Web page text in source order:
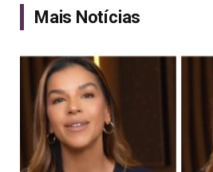
Mais Notícias